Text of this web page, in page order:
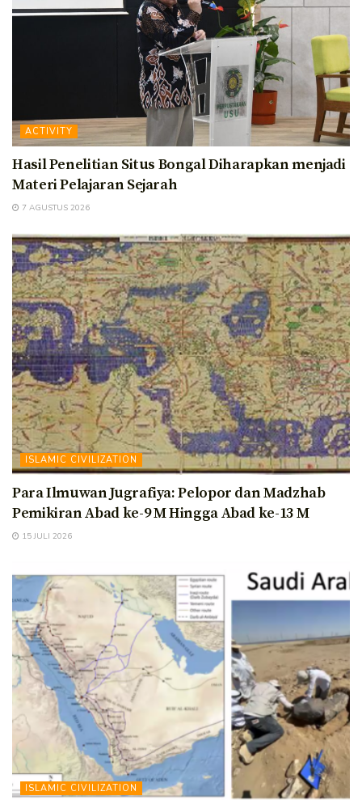
ACTIVITY
Hasil Penelitian Situs Bongal Diharapkan menjadi
Materi Pelajaran Sejarah
7 AGUSTUS 2026
ISLAMIC CIVILIZATION
Para Ilmuwan Jugrafiya: Pelopor dan Madzhab
Pemikiran Abad ke-9 M Hingga Abad ke-13 M
15 JULI 2026
ISLAMIC CIVILIZATION